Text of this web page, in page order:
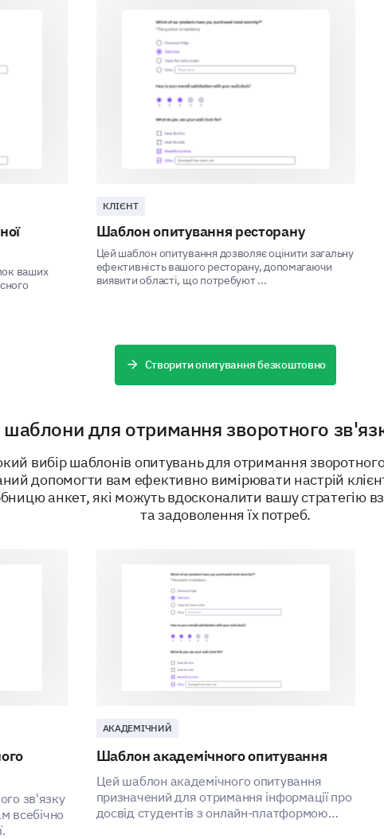
Uncertain
Discount and Offers
We are keen to understand your views on
How important are discounts and
Very Important Moderately
What types of discounts or offers would
to you?
Seasonal discounts
Bundle pricing
Volume discounts
Membership or loyalty discounts
Other (please specify)
ваших
КЛІЄНТ
Шаблон опитування ресторану
Цей шаблон опитування дозволяє оцінити загальну
ефективність вашого ресторану, допомагаючи
виявити області, що потребуют ...
Створити опитування безкоштовно
для отримання зворотного
вибір шаблонів опитувань для отримання зворотного
допомогти вам ефективно вимірювати настрій
анкет, які можуть вдосконалити вашу стратегію
та задоволення їх потреб.
зв'язку
всебічно
АКАДЕМІЧНИЙ
Шаблон академічного опитування
Цей шаблон академічного опитування
призначений для отримання інформації про
досвід студентів з онлайн-платформою